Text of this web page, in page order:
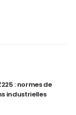
: normes de
industrielles